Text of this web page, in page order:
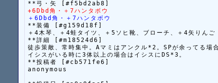
+6Dbd角・＋7ハンタボウ
＋6Dbd角・＋7ハンタボウ
**装備 [#g159d18f]
＋4木琴、＋4蛙タイツ、＋5ソヒ靴、ブローチ、＋4矢りんご
**詳細 [#m18524d6]
徒歩策敵、常時集中。Aマミはアンクル*2。SPが余ってる場
イシスがいる時に3体以上の場合はイシスにDS*3。
**投稿者 [#cb571fe6]
anonymous